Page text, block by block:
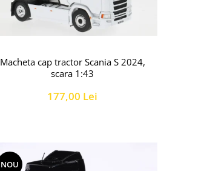
Macheta cap tractor Scania S 2024,
scara 1:43
177,00 Lei
NOU